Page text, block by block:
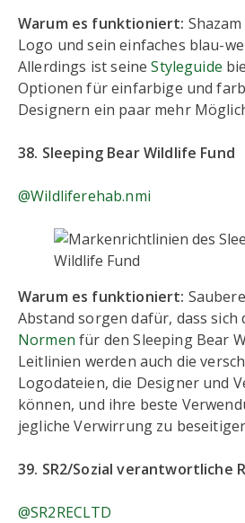
Warum es funktioniert:
Logo und sein einfaches blau-
Allerdings ist seineStyleguide
Optionen für einfarbige und
Designern ein paar mehr
38. Sleeping Bear Wildlife Fund
@Wildliferehab.nmi
Warum es funktioniert:
Abstand sorgen dafür, dass sich
Normen für den Sleeping Bear
Leitlinien werden auch die
Logodateien, die Designer und
können, und ihre beste
jegliche Verwirrung zu
39. SR2/Sozial verantwortliche
@SR2RECLTD